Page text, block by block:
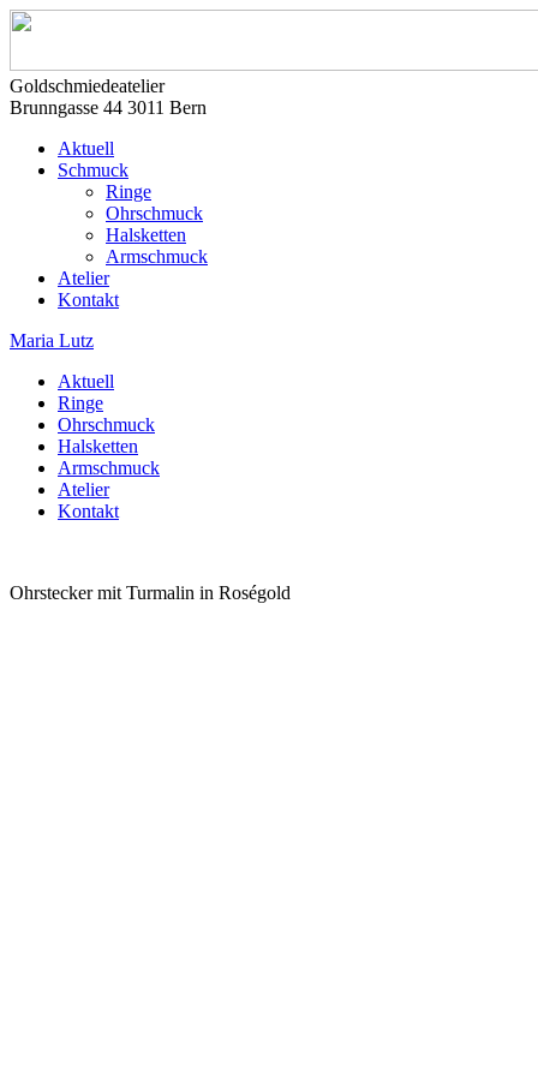
Goldschmiedeatelier
Brunngasse 44 3011 Bern
Aktuell
Schmuck
Ringe
Ohrschmuck
Halsketten
Armschmuck
Atelier
Kontakt
Maria Lutz
Aktuell
Ringe
Ohrschmuck
Halsketten
Armschmuck
Atelier
Kontakt
Ohrstecker mit Turmalin in Roségold